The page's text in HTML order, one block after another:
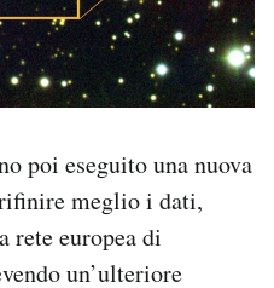
poi eseguito una nuova
meglio i dati,
rete europea di
un’ulteriore